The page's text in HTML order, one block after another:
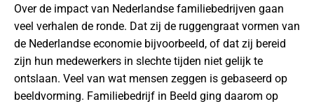
Over de impact van Nederlandse familiebedrijven gaan
veel verhalen de ronde. Dat zij de ruggengraat vormen van
de Nederlandse economie bijvoorbeeld, of dat zij bereid
zijn hun medewerkers in slechte tijden niet gelijk te
ontslaan. Veel van wat mensen zeggen is gebaseerd op
beeldvorming. Familiebedrijf in Beeld ging daarom op